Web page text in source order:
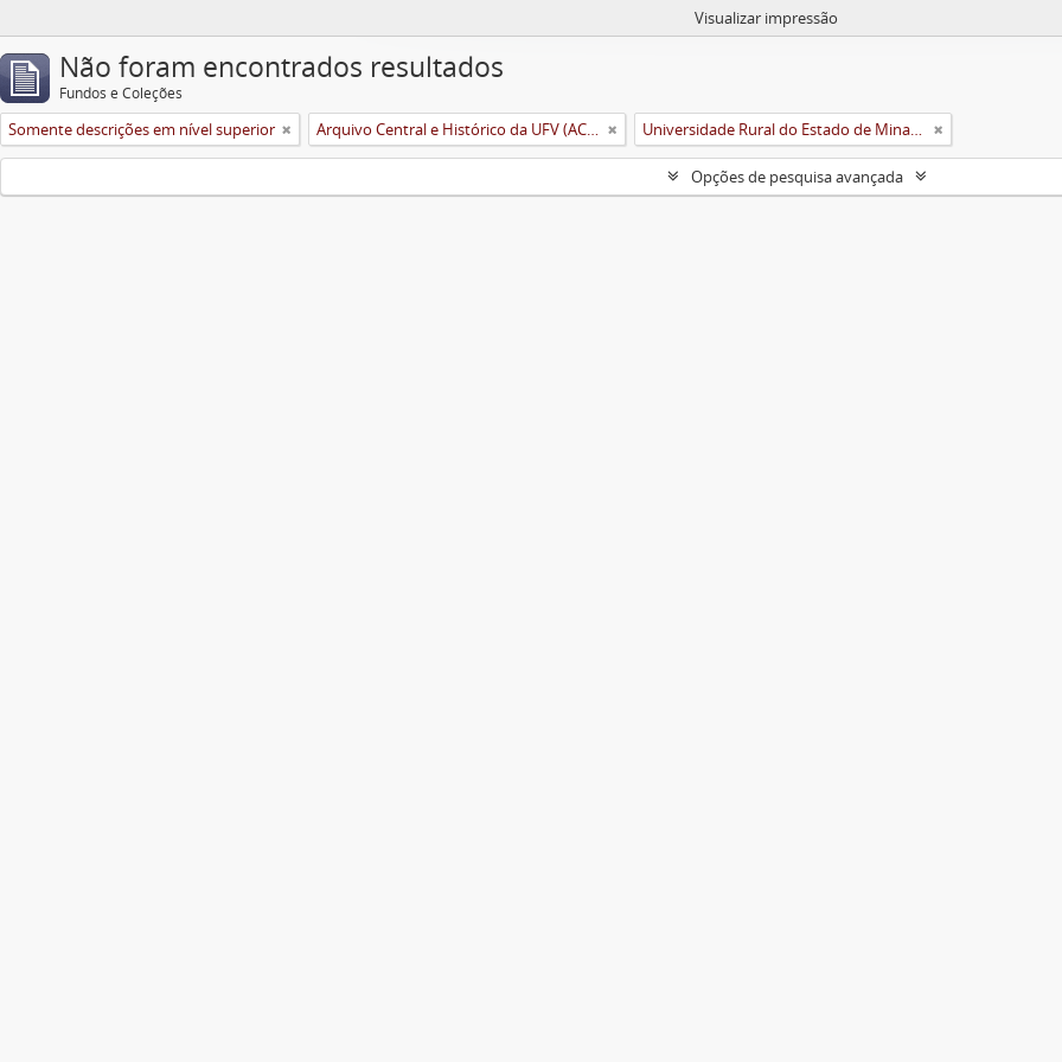
Visualizar impressão
Não foram encontrados resultados
Fundos e Coleções
Somente descrições em nível superior Arquivo Central e Histórico da UFV (ACH-UFV) Universidade Rural do Estado de Minas Gerais (Uremg)
Opções de pesquisa avançada